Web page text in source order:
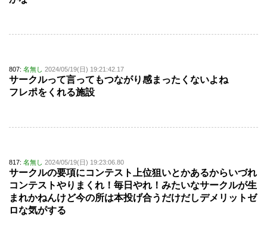
807: 名無し 2024/05/19(日) 19:21:42.17
サークルって言ってもつながり感まったくないよね
フレポをくれる施設
817: 名無し 2024/05/19(日) 19:23:06.80
サークルの要項にコンテスト上位狙いとかあるからいづれ
コンテストやりまくれ！毎日やれ！みたいなサークルが生
まれかねんけど今の所は本投げ合うだけだしデメリットゼ
ロな気がする